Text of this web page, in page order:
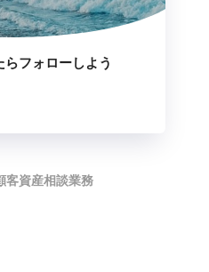
相続人) 12分の1
続人)
フォローしよう
客資産相談業務